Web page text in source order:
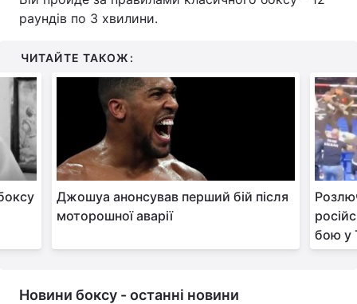
раундів по 3 хвилини.
ЧИТАЙТЕ ТАКОЖ:
Джошуа анонсував перший бій після
моторошної аварії
бою у
Новини боксу - останні новини